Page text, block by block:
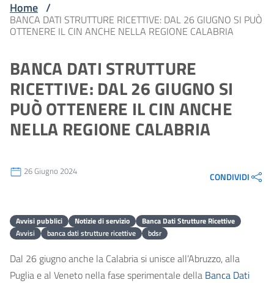
Home /
BANCA DATI STRUTTURE RICETTIVE: DAL 26 GIUGNO SI PUÒ
OTTENERE IL CIN ANCHE NELLA REGIONE CALABRIA
BANCA DATI STRUTTURE
RICETTIVE: DAL 26 GIUGNO SI
PUÒ OTTENERE IL CIN ANCHE
NELLA REGIONE CALABRIA
26 Giugno 2024 CONDIVIDI
Avvisi pubblici Notizie di servizio
Banca Dati Strutture Ricettive
Avvisi
banca dati strutture ricettive bdsr
Dal 26 giugno anche la Calabria si unisce all’Abruzzo, alla
Puglia e al Veneto nella fase sperimentale della Banca Dati